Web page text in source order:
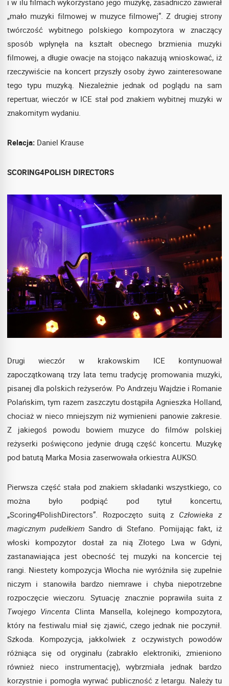
„mało muzyki filmowej w muzyce filmowej”. Z drugiej strony
twórczość wybitnego polskiego kompozytora w znaczący
sposób wpłynęła na kształt obecnego brzmienia muzyki
filmowej, a długie owacje na stojąco nakazują wnioskować, iż
rzeczywiście na koncert przyszły osoby żywo zainteresowane
tego typu muzyką. Niezależnie jednak od poglądu na sam
repertuar, wieczór w ICE stał pod znakiem wybitnej muzyki w
znakomitym wydaniu.
Relacja: Daniel Krause
SCORING4POLISH DIRECTORS
Drugi wieczór w krakowskim ICE kontynuował
zapoczątkowaną trzy lata temu tradycję promowania muzyki,
pisanej dla polskich reżyserów. Po Andrzeju Wajdzie i Romanie
Polańskim, tym razem zaszczytu dostąpiła Agnieszka Holland,
chociaż w nieco mniejszym niż wymienieni panowie zakresie.
Z jakiegoś powodu bowiem muzyce do filmów polskiej
reżyserki poświęcono jedynie drugą część koncertu. Muzykę
pod batutą Marka Mosia zaserwowała orkiestra AUKSO.
Pierwsza część stała pod znakiem składanki wszystkiego, co
można było podpiąć pod tytuł koncertu,
„Scoring4PolishDirectors”. Rozpoczęto suitą z Człowieka z
magicznym pudełkiem Sandro di Stefano. Pomijając fakt, iż
włoski kompozytor dostał za nią Złotego Lwa w Gdyni,
zastanawiająca jest obecność tej muzyki na koncercie tej
rangi. Niestety kompozycja Włocha nie wyróżniła się zupełnie
niczym i stanowiła bardzo niemrawe i chyba niepotrzebne
rozpoczęcie wieczoru. Sytuację znacznie poprawiła suita z
Twojego Vincenta Clinta Mansella, kolejnego kompozytora,
który na festiwalu miał się zjawić, czego jednak nie poczynił.
Szkoda. Kompozycja, jakkolwiek z oczywistych powodów
różniąca się od oryginału (zabrakło elektroniki, zmieniono
również nieco instrumentację), wybrzmiała jednak bardzo
korzystnie i pomogła wyrwać publiczność z letargu. Należy tu